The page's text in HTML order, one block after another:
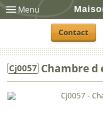
Menu
Contact
Cj0057 Chambre d